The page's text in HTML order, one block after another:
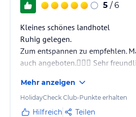
5 / 6
Kleines schönes landhotel
Ruhig gelegen.
Zum entspannen zu empfehlen.
auch angeboten.👍🏼🥰 Sehr
Mehr anzeigen
HolidayCheck Club-Punkte erhalten
Hilfreich Teilen